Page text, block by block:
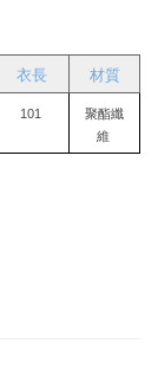
衣長 材質
101
聚酯纖
維